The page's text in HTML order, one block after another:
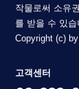
작물로써 소유
를 받을 수 있습
Copyright (c)
고객센터